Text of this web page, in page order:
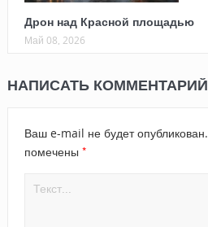
Дрон над Красной площадью
Май 08, 2026
НАПИСАТЬ КОММЕНТАРИЙ
Ваш e-mail не будет опубликован.
помечены *